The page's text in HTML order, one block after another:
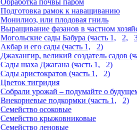
Подготовка рамок к наващиванию
Монилиоз, или плодовая гниль
Выращивание фазанов в частном
Могольские сады Бабура (часть 1,
2,
Акбар и его сады (часть 1,
2)
Джахангир, великий создатель садов
Сады шаха Джагана (часть 1,
2)
Сады аристократов (часть 1,
2)
Цветок тигридия
Собрали урожай – подумайте о
Внекорневые подкормки (часть 1,
2)
Семейство осоковые
Семейство крыжовниковые
Семейство леновые